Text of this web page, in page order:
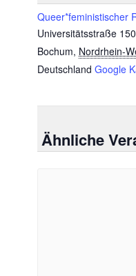
Queer*feministischer
Universitätsstraße 150
Bochum, Nordrhein-
Deutschland Google
Ähnliche